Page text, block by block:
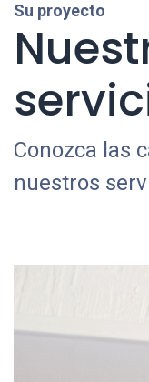
Su proyecto
Conozca las
nuestros